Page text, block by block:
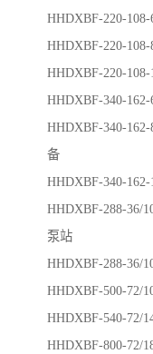
HHDXBF-220-
HHDXBF-220-
HHDXBF-220-
HHDXBF-340-
HHDXBF-340-
备
HHDXBF-340-
HHDXBF-288-36/
泵站
HHDXBF-288-36/
HHDXBF-500-72/
HHDXBF-540-72/
HHDXBF-800-72/